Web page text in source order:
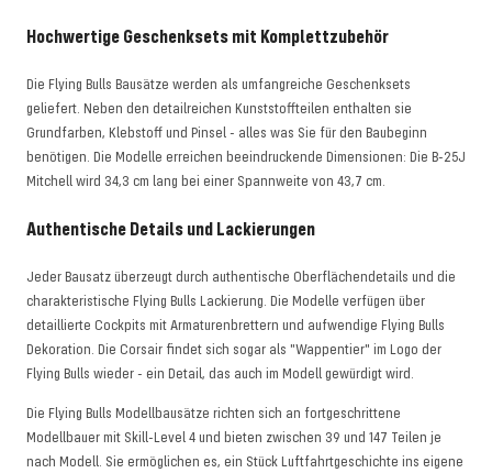
Hochwertige Geschenksets mit Komplettzubehör
Die Flying Bulls Bausätze werden als umfangreiche Geschenksets
geliefert. Neben den detailreichen Kunststoffteilen enthalten sie
Grundfarben, Klebstoff und Pinsel - alles was Sie für den Baubeginn
benötigen. Die Modelle erreichen beeindruckende Dimensionen: Die B-25J
Mitchell wird 34,3 cm lang bei einer Spannweite von 43,7 cm.
Authentische Details und Lackierungen
Jeder Bausatz überzeugt durch authentische Oberflächendetails und die
charakteristische Flying Bulls Lackierung. Die Modelle verfügen über
detaillierte Cockpits mit Armaturenbrettern und aufwendige Flying Bulls
Dekoration. Die Corsair findet sich sogar als "Wappentier" im Logo der
Flying Bulls wieder - ein Detail, das auch im Modell gewürdigt wird.
Die Flying Bulls Modellbausätze richten sich an fortgeschrittene
Modellbauer mit Skill-Level 4 und bieten zwischen 39 und 147 Teilen je
nach Modell. Sie ermöglichen es, ein Stück Luftfahrtgeschichte ins eigene